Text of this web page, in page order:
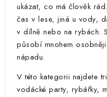
ukázat, co má člověk
čas v lese, jiná u vody,
v dílně nebo na rybách.
působí mnohem
nápadu.
V této kategorii najdete
vodácké party, rybářky,